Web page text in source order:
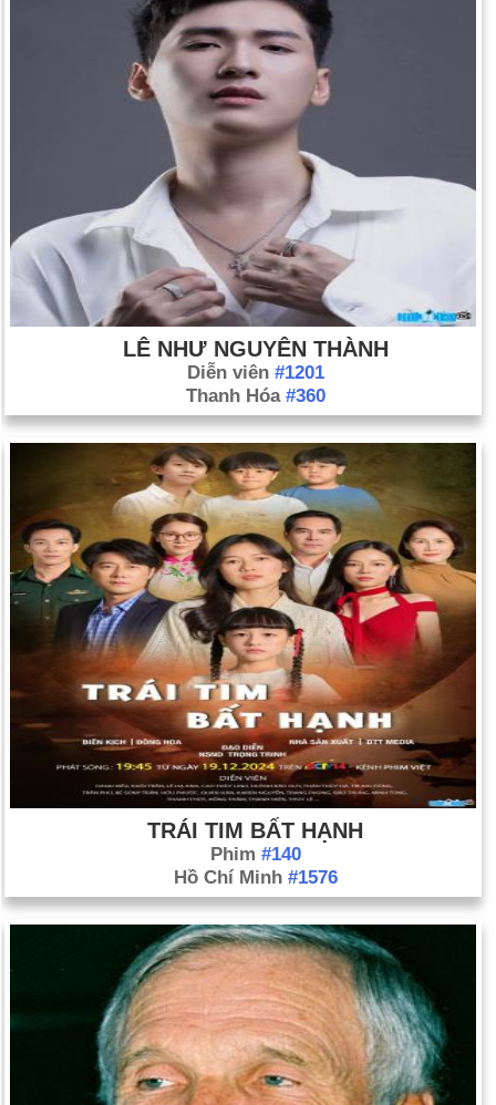
LÊ NHƯ NGUYÊN THÀNH
Diễn viên #1201
Thanh Hóa #360
TRÁI TIM BẤT HẠNH
Phim #140
Hồ Chí Minh #1576